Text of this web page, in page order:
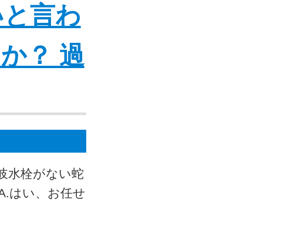
言わ
？ 過
水栓がない蛇
はい、お任せ